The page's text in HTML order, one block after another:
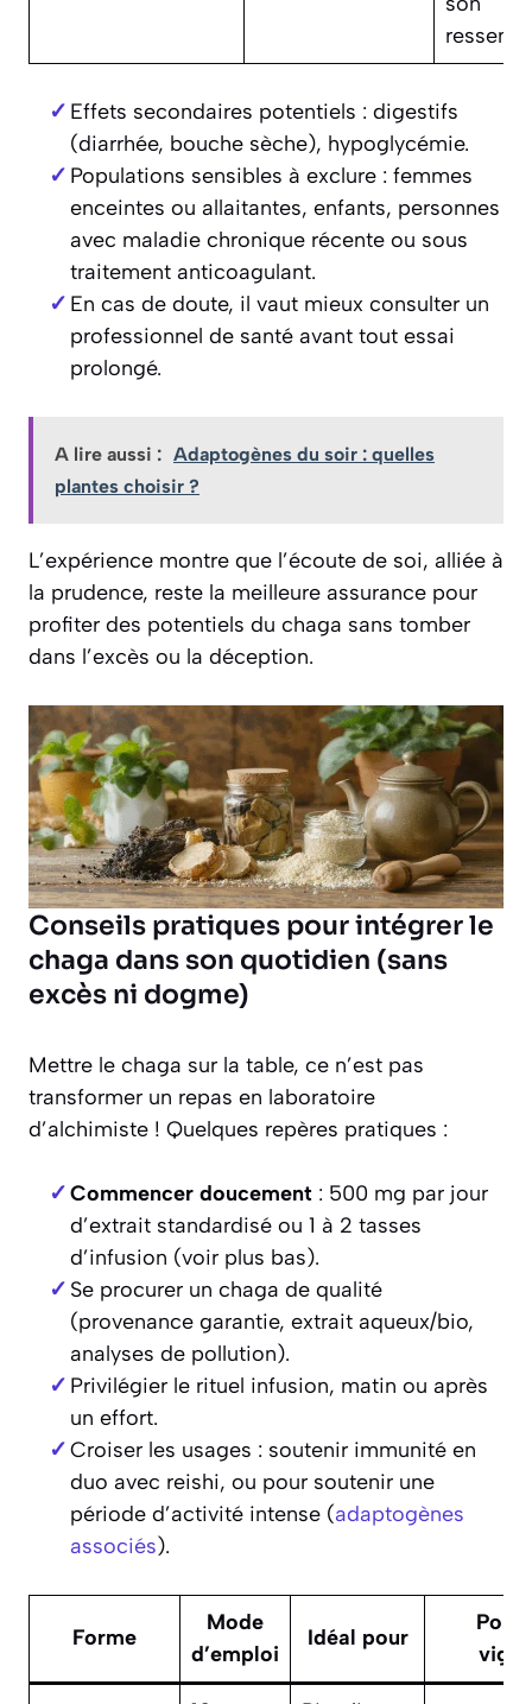
ressenti
Effets secondaires potentiels : digestifs
(diarrhée, bouche sèche), hypoglycémie.
Populations sensibles à exclure : femmes
enceintes ou allaitantes, enfants, personnes
avec maladie chronique récente ou sous
traitement anticoagulant.
En cas de doute, il vaut mieux consulter un
professionnel de santé avant tout essai
prolongé.
A lire aussi : Adaptogènes du soir : quelles
plantes choisir ?
L’expérience montre que l’écoute de soi, alliée à
la prudence, reste la meilleure assurance pour
profiter des potentiels du chaga sans tomber
dans l’excès ou la déception.
Conseils pratiques pour intégrer le
chaga dans son quotidien (sans
excès ni dogme)
Mettre le chaga sur la table, ce n’est pas
transformer un repas en laboratoire
d’alchimiste ! Quelques repères pratiques :
Commencer doucement: 500 mg par jour
d’extrait standardisé ou 1 à 2 tasses
d’infusion (voir plus bas).
Se procurer un chaga de qualité
(provenance garantie, extrait aqueux/bio,
analyses de pollution).
Privilégier le rituel infusion, matin ou après
un effort.
Croiser les usages : soutenir immunité en
duo avec reishi, ou pour soutenir une
période d’activité intense (adaptogènes
associés).
Forme
Mode
d’emploi
Idéal pour